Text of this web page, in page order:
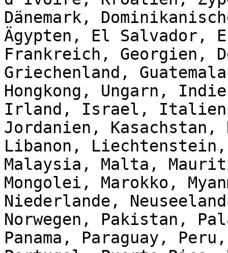
Dänemark,
Ägypten, El Salvador,
Frankreich, Georgien,
Griechenland,
Hongkong, Ungarn,
Irland, Israel, Italien,
Jordanien,
Libanon,
Malaysia, Malta,
Mongolei, Marokko,
Niederlande,
Norwegen, Pakistan,
Panama, Paraguay,